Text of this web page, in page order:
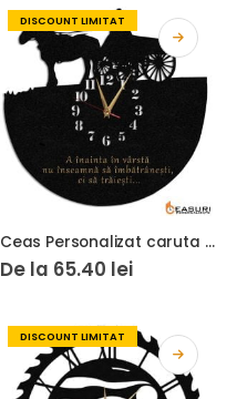
DISCOUNT LIMITAT
Ceas Personalizat caruta cu cal
De la 65.40 lei
DISCOUNT LIMITAT